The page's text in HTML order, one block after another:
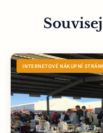
INTERNETOVÉ NÁKUPNÍ